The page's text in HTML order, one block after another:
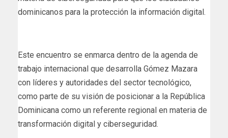
dominicanos para la protección la información digital.
Este encuentro se enmarca dentro de la agenda de
trabajo internacional que desarrolla Gómez Mazara
con líderes y autoridades del sector tecnológico,
como parte de su visión de posicionar a la República
Dominicana como un referente regional en materia de
transformación digital y ciberseguridad.